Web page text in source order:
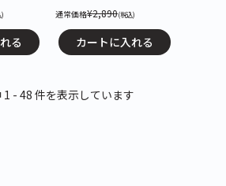
)
る
通常価格¥2,890(税込)
カートに入れる
1 - 48 件を表示しています